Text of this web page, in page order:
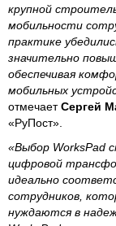
крупной
мобильности
практике
значительно
обеспечивая
мобильных
отмечаетСергей
«РуПост».
«Выбор WorksPad
цифровой
идеально
сотрудников,
нуждаются в